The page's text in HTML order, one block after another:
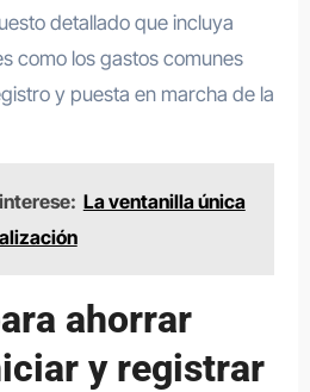
detallado que incluya
como los gastos comunes
y puesta en marcha de la
La ventanilla única
ahorrar
y registrar